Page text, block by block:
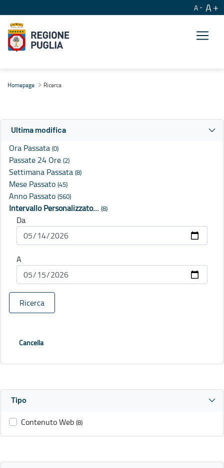
A A
Homepage Ricerca
Ultima modifica
Ora Passata (0)
Passate 24 Ore (2)
Settimana Passata (8)
Mese Passato (45)
Anno Passato (560)
Intervallo Personalizzato… (8)
Da
A
Ricerca
Cancella
Tipo
Contenuto Web (8)